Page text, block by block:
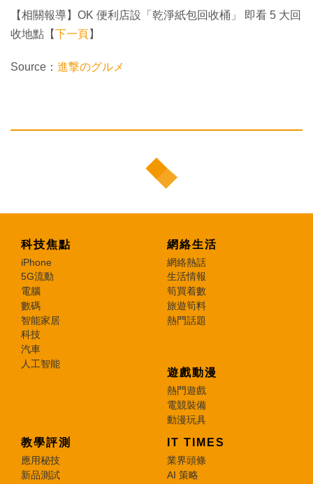
【相關報導】OK 便利店設「乾淨紙包回收桶」 即看 5 大回
收地點【下一頁】
Source： 進撃のグルメ
科技焦點
iPhone
5G流動
電腦
數碼
智能家居
科技
汽車
人工智能
網絡生活
網絡熱話
生活情報
筍買着數
旅遊筍料
熱門話題
遊戲動漫
熱門遊戲
電競裝備
動漫玩具
教學評測
應用秘技
新品測試
IT TIMES
業界頭條
AI 策略